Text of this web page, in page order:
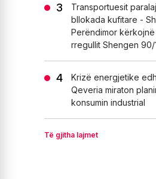
Transportuesit
bllokada kufitare -
Perëndimor
rregullit Shengen 90/
Krizë energjetike
Qeveria miraton
konsumin industrial
Të gjitha lajmet